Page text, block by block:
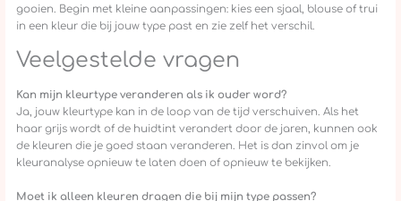
gooien. Begin met kleine aanpassingen: kies een sjaal, blouse of trui
in een kleur die bij jouw type past en zie zelf het verschil.
Veelgestelde vragen
Kan mijn kleurtype veranderen als ik ouder word?
Ja, jouw kleurtype kan in de loop van de tijd verschuiven. Als het
haar grijs wordt of de huidtint verandert door de jaren, kunnen ook
de kleuren die je goed staan veranderen. Het is dan zinvol om je
kleuranalyse opnieuw te laten doen of opnieuw te bekijken.
Moet ik alleen kleuren dragen die bij mijn type passen?